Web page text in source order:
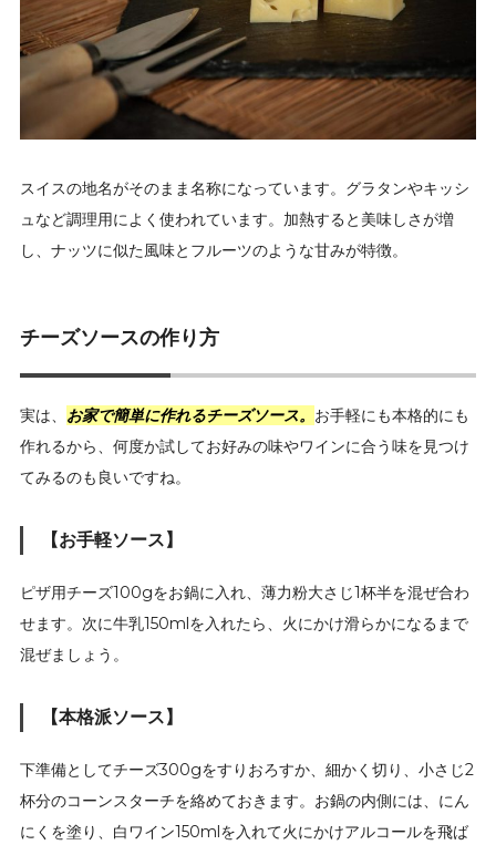
スイスの地名がそのまま名称になっています。グラタンやキッシ
ュなど調理用によく使われています。加熱すると美味しさが増
し、ナッツに似た風味とフルーツのような甘みが特徴。
チーズソースの作り方
実は、 お家で簡単に作れるチーズソース。 お手軽にも本格的にも
作れるから、何度か試してお好みの味やワインに合う味を見つけ
てみるのも良いですね。
【お手軽ソース】
ピザ用チーズ100gをお鍋に入れ、薄力粉大さじ1杯半を混ぜ合わ
せます。次に牛乳150mlを入れたら、火にかけ滑らかになるまで
混ぜましょう。
【本格派ソース】
下準備としてチーズ300gをすりおろすか、細かく切り、小さじ2
杯分のコーンスターチを絡めておきます。お鍋の内側には、にん
にくを塗り、白ワイン150mlを入れて火にかけアルコールを飛ば